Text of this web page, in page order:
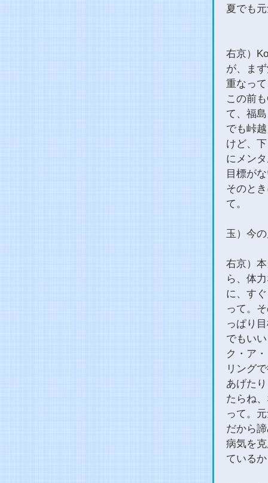
夏でも
右京）
が、ま
重なっ
この前
て、福
でも峠
けど、
にメン
目標が
そのと
て。
玉）今
右京）
ら、体
に、す
って。
っぱり
でもい
ク・ア
リング
あげた
たらね
って。
だから
病気を
ている